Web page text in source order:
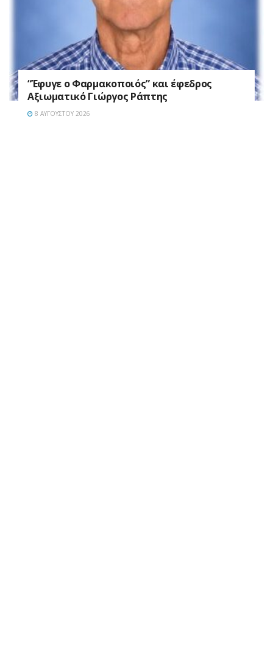
“Έφυγε ο Φαρμακοποιός” και έφεδρος
Αξιωματικό Γιώργος Ράπτης
8 ΑΥΓΟΎΣΤΟΥ 2026